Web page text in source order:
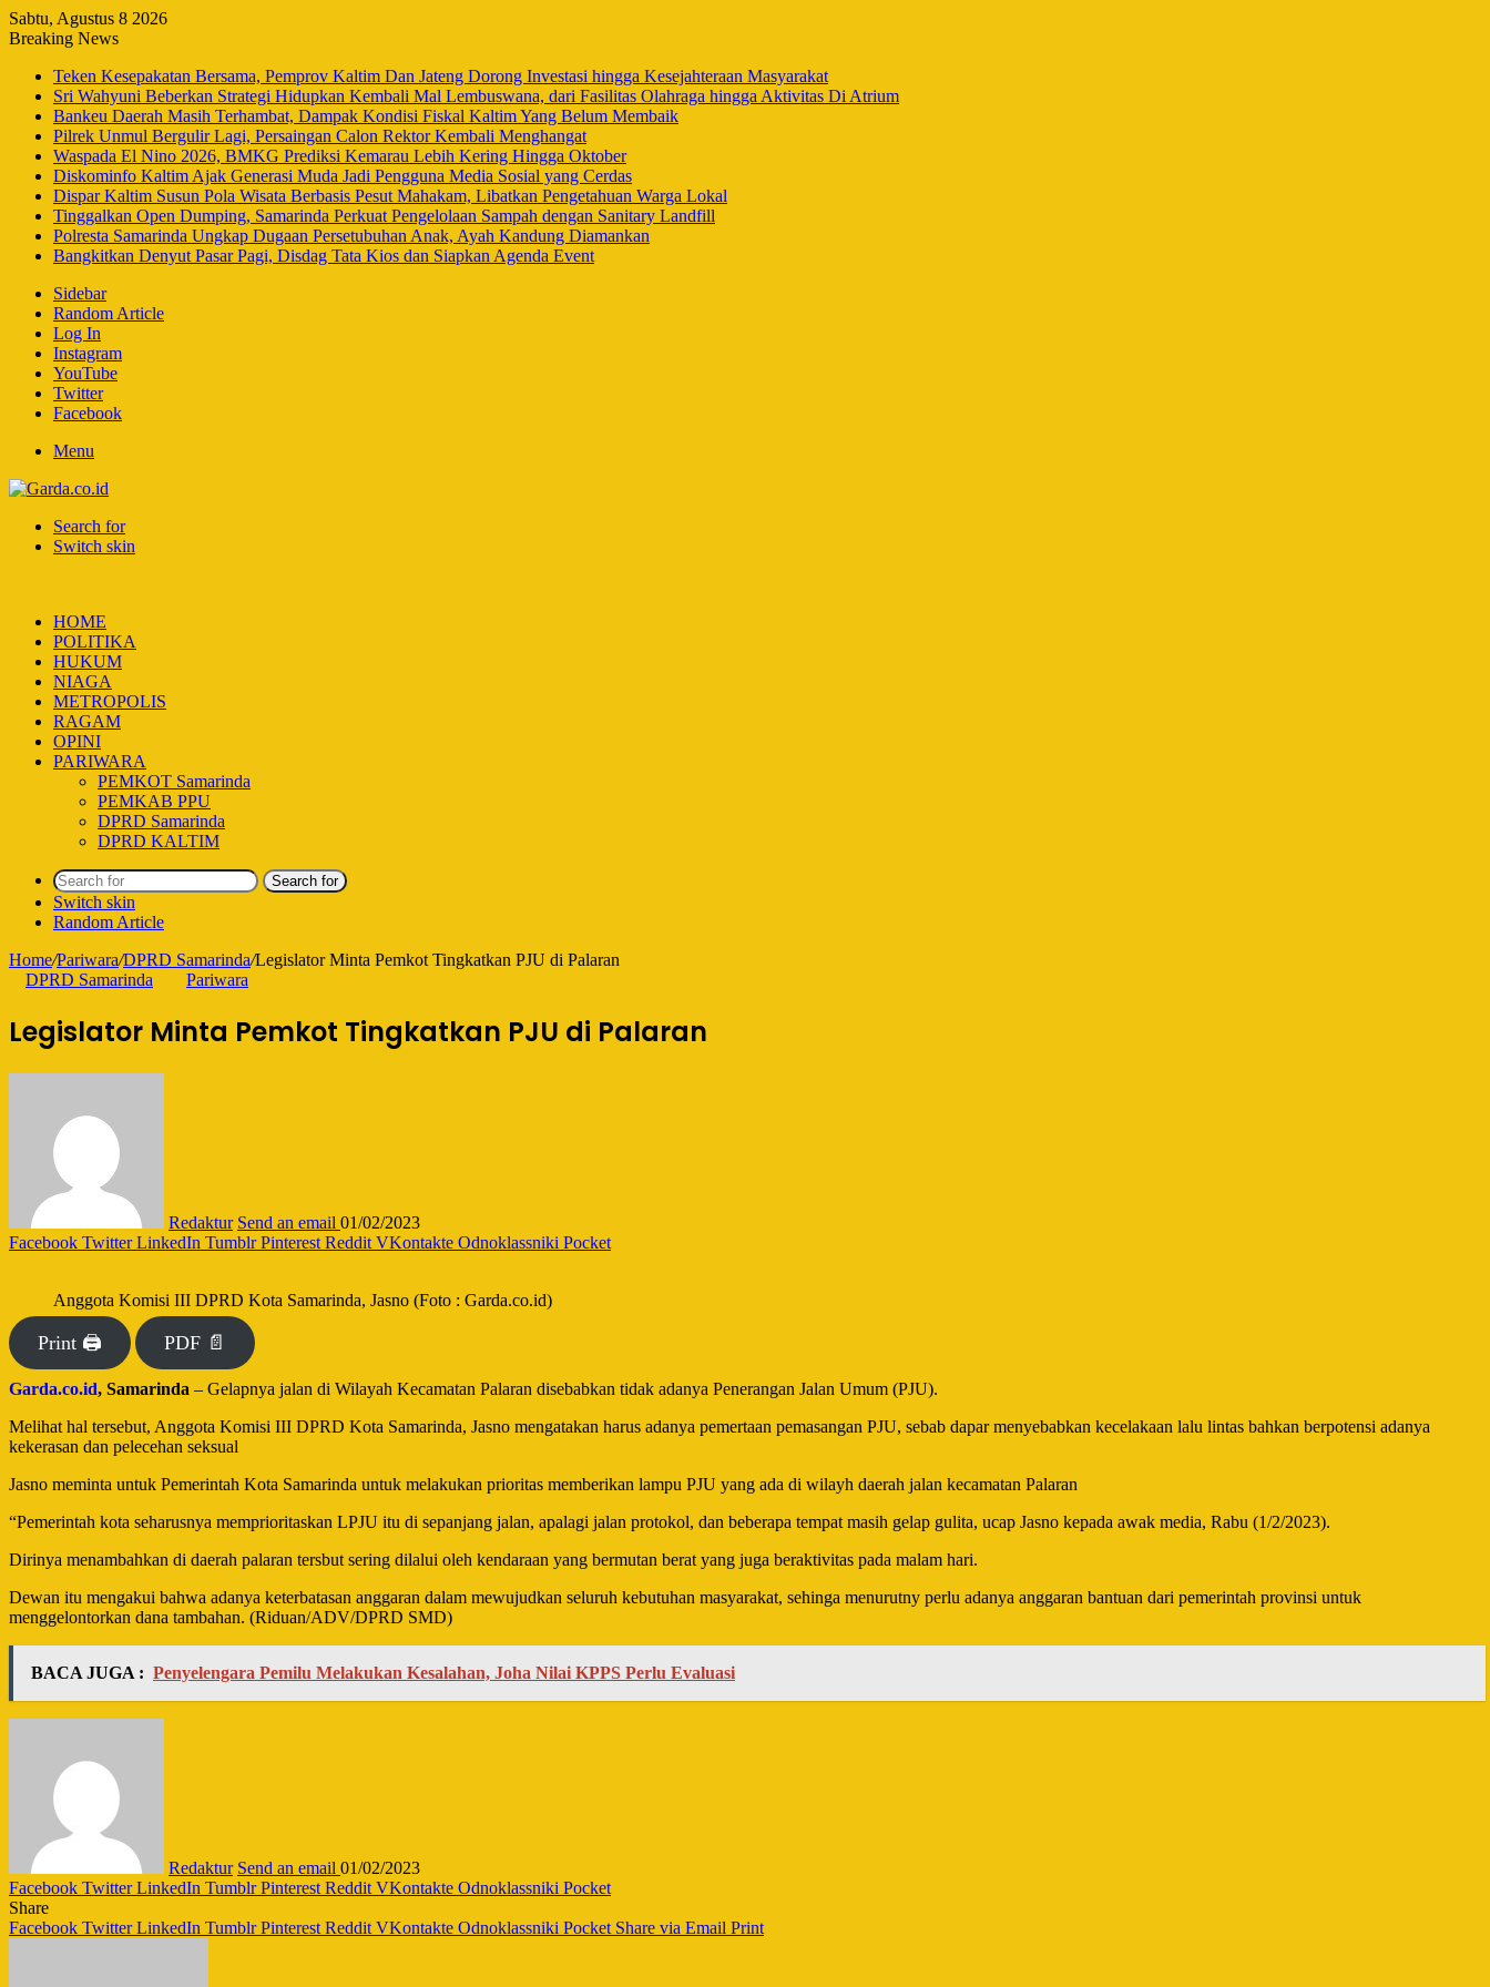
Sabtu, Agustus 8 2026
Breaking News
Teken Kesepakatan Bersama, Pemprov Kaltim Dan Jateng Dorong Investasi hingga Kesejahteraan Masyarakat
Sri Wahyuni Beberkan Strategi Hidupkan Kembali Mal Lembuswana, dari Fasilitas Olahraga hingga Aktivitas Di Atrium
Bankeu Daerah Masih Terhambat, Dampak Kondisi Fiskal Kaltim Yang Belum Membaik
Pilrek Unmul Bergulir Lagi, Persaingan Calon Rektor Kembali Menghangat
Waspada El Nino 2026, BMKG Prediksi Kemarau Lebih Kering Hingga Oktober
Diskominfo Kaltim Ajak Generasi Muda Jadi Pengguna Media Sosial yang Cerdas
Dispar Kaltim Susun Pola Wisata Berbasis Pesut Mahakam, Libatkan Pengetahuan Warga Lokal
Tinggalkan Open Dumping, Samarinda Perkuat Pengelolaan Sampah dengan Sanitary Landfill
Polresta Samarinda Ungkap Dugaan Persetubuhan Anak, Ayah Kandung Diamankan
Bangkitkan Denyut Pasar Pagi, Disdag Tata Kios dan Siapkan Agenda Event
Sidebar
Random Article
Log In
Instagram
YouTube
Twitter
Facebook
Menu
Search for
Switch skin
HOME
POLITIKA
HUKUM
NIAGA
METROPOLIS
RAGAM
OPINI
PARIWARA
PEMKOT Samarinda
PEMKAB PPU
DPRD Samarinda
DPRD KALTIM
Search for
Switch skin
Random Article
Home/Pariwara/DPRD Samarinda/Legislator Minta Pemkot Tingkatkan PJU di Palaran
DPRD Samarinda
Pariwara
Legislator Minta Pemkot Tingkatkan PJU di Palaran
Redaktur Send an email 01/02/2023
Facebook Twitter LinkedIn Tumblr Pinterest Reddit VKontakte Odnoklassniki Pocket
Anggota Komisi III DPRD Kota Samarinda, Jasno (Foto : Garda.co.id)
Print 🖨 PDF 📄
Garda.co.id, Samarinda – Gelapnya jalan di Wilayah Kecamatan Palaran disebabkan tidak adanya Penerangan Jalan Umum (PJU).
Melihat hal tersebut, Anggota Komisi III DPRD Kota Samarinda, Jasno mengatakan harus adanya pemertaan pemasangan PJU, sebab dapar menyebabkan kecelakaan lalu lintas bahkan berpotensi adanya
kekerasan dan pelecehan seksual
Jasno meminta untuk Pemerintah Kota Samarinda untuk melakukan prioritas memberikan lampu PJU yang ada di wilayh daerah jalan kecamatan Palaran
“Pemerintah kota seharusnya memprioritaskan LPJU itu di sepanjang jalan, apalagi jalan protokol, dan beberapa tempat masih gelap gulita, ucap Jasno kepada awak media, Rabu (1/2/2023).
Dirinya menambahkan di daerah palaran tersbut sering dilalui oleh kendaraan yang bermutan berat yang juga beraktivitas pada malam hari.
Dewan itu mengakui bahwa adanya keterbatasan anggaran dalam mewujudkan seluruh kebutuhan masyarakat, sehinga menurutny perlu adanya anggaran bantuan dari pemerintah provinsi untuk
menggelontorkan dana tambahan. (Riduan/ADV/DPRD SMD)
BACA JUGA : Penyelengara Pemilu Melakukan Kesalahan, Joha Nilai KPPS Perlu Evaluasi
Redaktur Send an email 01/02/2023
Facebook Twitter LinkedIn Tumblr Pinterest Reddit VKontakte Odnoklassniki Pocket
Share
Facebook Twitter LinkedIn Tumblr Pinterest Reddit VKontakte Odnoklassniki Pocket Share via Email Print